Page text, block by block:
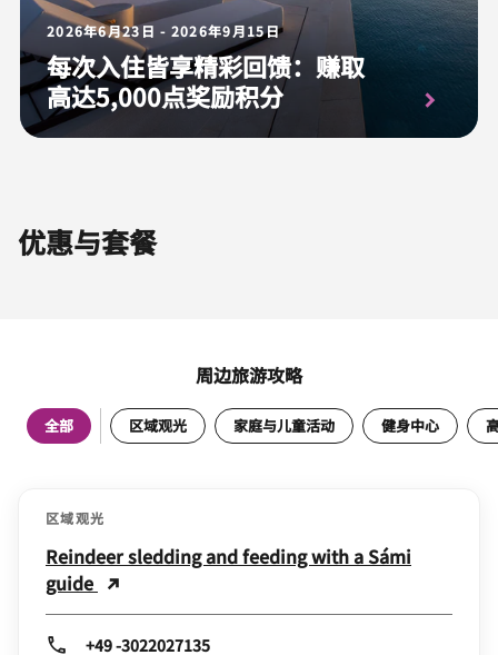
2026年6月23日 - 2026年9月15日
每次入住皆享精彩回馈：赚取
高达5,000点奖励积分
优惠与套餐
周边旅游攻略
全部 区域观光 家庭与儿童活动 健身中心
区域观光
Reindeer sledding and feeding with a Sámi
guide
+49 -3022027135